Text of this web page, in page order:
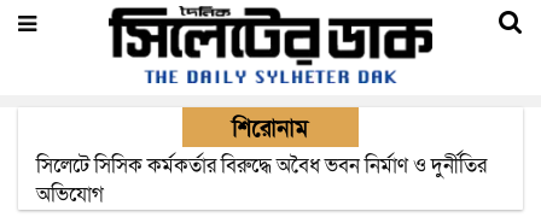
শিরোনাম
২২ ঘণ্টা পর ত্রুটি সেরে জেদ্দার উদ্দেশ্যে ছাড়লো বিমানের ফ্লাইট